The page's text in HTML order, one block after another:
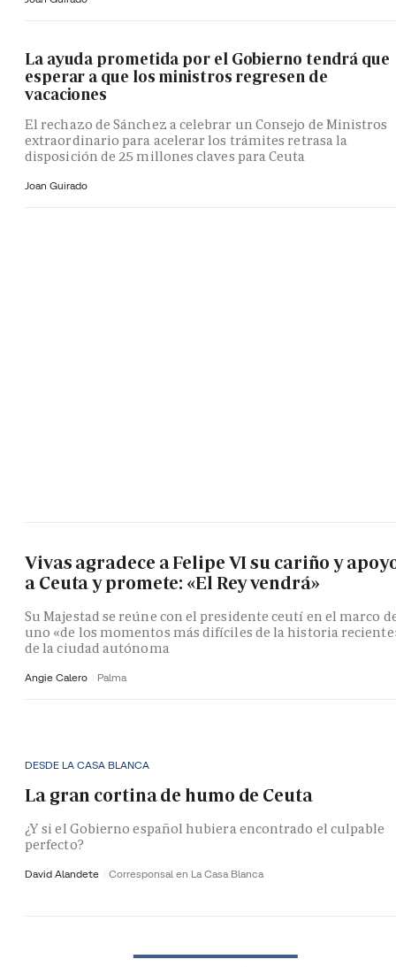
La ayuda prometida por el Gobierno tendrá que
esperar a que los ministros regresen de
vacaciones
El rechazo de Sánchez a celebrar un Consejo de Ministros
extraordinario para acelerar los trámites retrasa la
disposición de 25 millones claves para Ceuta
Joan Guirado
Vivas agradece a Felipe VI su cariño y
a Ceuta y promete: «El Rey vendrá»
Su Majestad se reúne con el presidente ceutí en el marco
uno «de los momentos más difíciles de la historia
de la ciudad autónoma
Angie Calero Palma
DESDE LA CASA BLANCA
La gran cortina de humo de Ceuta
¿Y si el Gobierno español hubiera encontrado el culpable
perfecto?
David Alandete Corresponsal en La Casa Blanca